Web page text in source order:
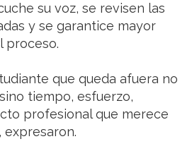
su voz, se revisen las
y se garantice mayor
proceso.
que queda afuera no
tiempo, esfuerzo,
profesional que merece
expresaron.